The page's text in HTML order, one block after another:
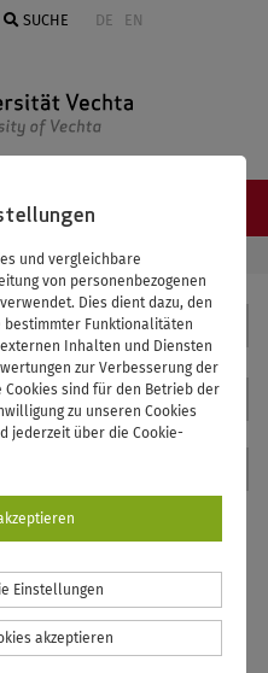
und vergleichbare
von personenbezogenen
Dies dient dazu, den
Funktionalitäten
Inhalten und Diensten
zur Verbesserung der
sind für den Betrieb der
zu unseren Cookies
jederzeit über die Cookie-
Einstellungen
akzeptieren
SUCHE DE EN
≡